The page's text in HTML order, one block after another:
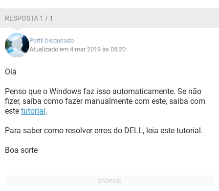
RESPOSTA 1 / 1
Perfil bloqueado
Atualizado em 4 mar 2019 às 05:20
Olá
Penso que o Windows faz isso automaticamente. Se não
fizer, saiba como fazer manualmente com este, saiba com
este tutorial.
Para saber como resolver erros do DELL, leia este tutorial.
Boa sorte